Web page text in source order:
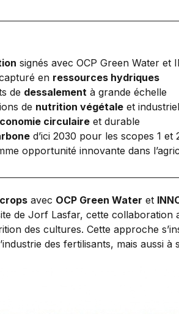
signés avec OCP Green Water et
en ressources hydriques
de dessalement à grande échelle
de nutrition végétale et
circulaire et durable
d’ici 2030 pour les scopes 1 et
opportunité innovante dans
avec OCP Green Water et
de Jorf Lasfar, cette
des cultures. Cette approche
des fertilisants, mais aussi à